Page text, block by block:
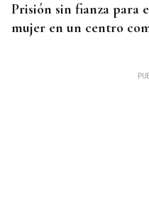
Prisión sin fianza para
mujer en un centro